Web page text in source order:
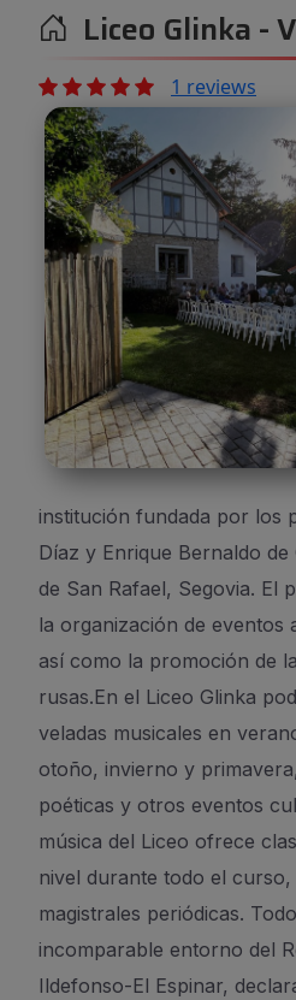
Liceo Glinka -
1 reviews
institución fundada por los
Díaz y Enrique Bernaldo
de San Rafael, Segovia. El
la organización de eventos
así como la promoción de
rusas. ​ En el Liceo Glinka
veladas musicales en
otoño, invierno y
poéticas y otros eventos
música del Liceo ofrece
nivel durante todo el curso,
magistrales periódicas.
incomparable entorno del
Ildefonso-El Espinar,
institución fundada por los
Díaz y Enrique Bernaldo
de San Rafael, Segovia. El
la organización de eventos
así como la promoción de
rusas. ​ En el Liceo Glinka
veladas musicales en
otoño, invierno y
poéticas y otros eventos
música del Liceo ofrece
nivel durante todo el curso,
magistrales periódicas.
incomparable entorno del
Ildefonso-El Espinar,